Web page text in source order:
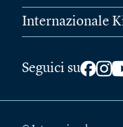
Internazionale
Seguici su